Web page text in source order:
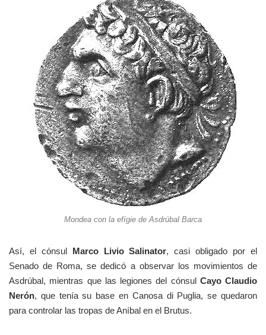
Mondea con la efígie de Asdrúbal Barca
Así, el cónsul Marco Livio Salinator, casi obligado por el
Senado de Roma, se dedicó a observar los movimientos de
Asdrúbal, mientras que las legiones del cónsul Cayo Claudio
Nerón, que tenía su base en Canosa di Puglia, se quedaron
para controlar las tropas de Aníbal en el Brutus.